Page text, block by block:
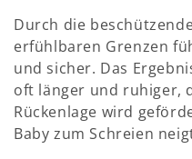
Durch die
erfühlbaren Grenzen
und sicher. Das
oft länger und ruhiger,
Rückenlage wird
Baby zum Schreien